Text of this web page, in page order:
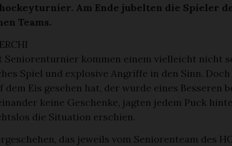
Am Ende jubelten die Spieler
Teams.
Seniorenturnier kommen einem vielleicht nicht
Spiel und explosive Angriffe in den Sinn.
dem Eis gesehen hat, der wurde eines Besseren
keine Geschenke, jagten jedem Puck
die Situation erschien.
das jeweils vom Seniorenteam des